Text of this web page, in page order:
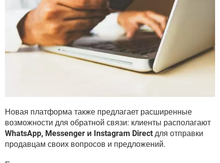
Новая платформа также предлагает расширенные
возможности для обратной связи: клиенты располагают
WhatsApp, Messenger и Instagram Direct для отправки
продавцам своих вопросов и предложений.